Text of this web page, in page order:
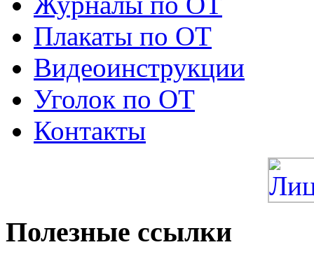
Плакаты по ОТ
Видеоинструкции
Уголок по ОТ
Контакты
Полезные ссылки